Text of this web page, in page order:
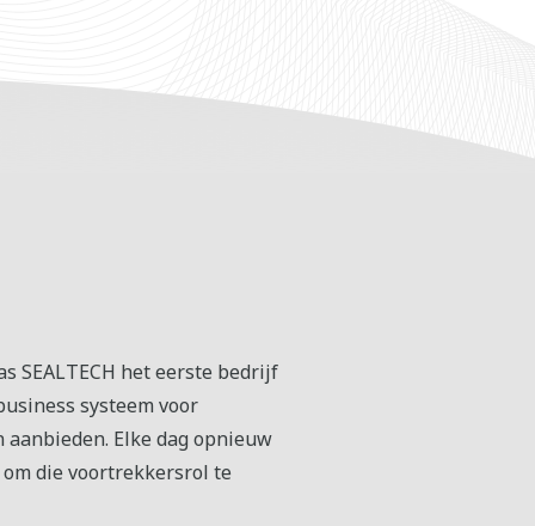
SEALTECH het eerste bedrijf
systeem voor
Elke dag opnieuw
die voortrekkersrol te